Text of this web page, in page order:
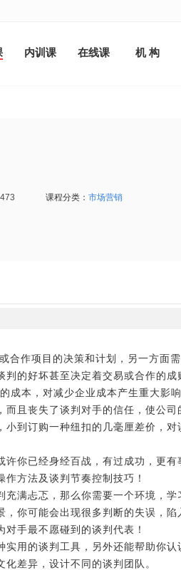
内训课 在线课 机 构
课程分类： 市场营销
作项目的决策和计划，另一方面
的好坏甚至决定着交易或合作的成
本，对减少企业成本产生重大影
且丧失了谈判对手的信任，使公司
到订购一种纽扣的几毫厘差价，
你已经身经百战，有过成功，更
方法及谈判节奏控制技巧！
满忐忑，那么你需要一个环境，
你可能会出现很多判断的失误，
手最不愿碰到的谈判代表！
用的谈判工具，另外还能帮助你
差异，设计不同的谈判团队。